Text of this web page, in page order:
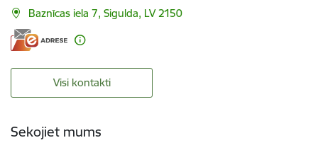
Baznīcas iela 7, Sigulda, LV 2150
Visi kontakti
Sekojiet mums